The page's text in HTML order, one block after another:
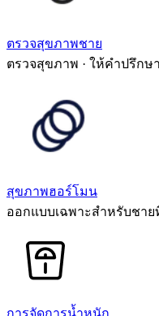
ตรวจสุขภาพชาย
ตรวจสุขภาพ · ให้คำปรึกษา
สุขภาพฮอร์โมน
ออกแบบเฉพาะสำหรับชา
การจัดการน้ำหนัก